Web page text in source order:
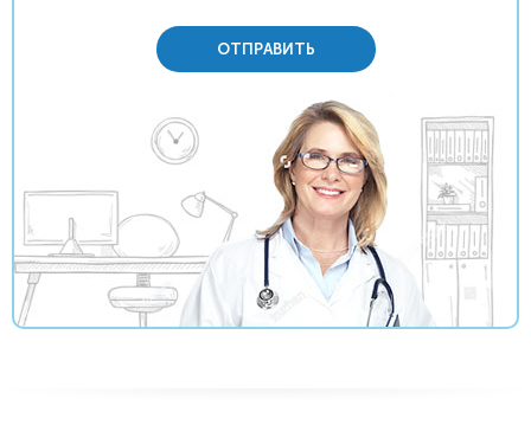
ОТПРАВИТЬ